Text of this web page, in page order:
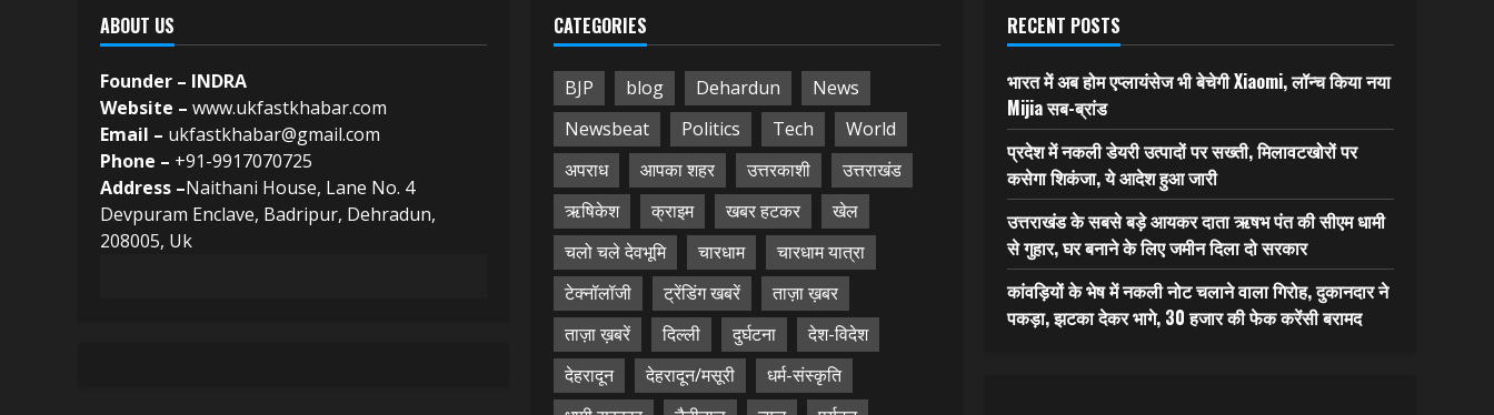
ABOUT US
Founder – INDRA
Website – www.ukfastkhabar.com
Email – ukfastkhabar@gmail.com
Phone – +91-9917070725
Address –Naithani House, Lane No. 4
Devpuram Enclave, Badripur, Dehradun,
208005, Uk
CATEGORIES
BJP blog Dehardun
News
Newsbeat
Politics Tech
World
अपराध
आपका शहर उत्तरकाशी
उत्तराखंड
ऋषिकेश
क्राइम खबर हटकर
खेल
चलो चले देवभूमि
चारधाम
चारधाम यात्रा
टेक्नॉलॉजी
ट्रेंडिंग खबरें
ताज़ा ख़बर
ताज़ा ख़बरें
दिल्ली दुर्घटना
देश-विदेश
देहरादून
देहरादून/मसूरी
धर्म-संस्कृति
RECENT POSTS
भारत में अब होम एप्लायंसेज भी बेचेगी Xiaomi, लॉन्च किया नया
Mijia सब-ब्रांड
प्रदेश में नकली डेयरी उत्पादों पर सख्ती, मिलावटखोरों पर
कसेगा शिकंजा, ये आदेश हुआ जारी
उत्तराखंड के सबसे बड़े आयकर दाता ऋषभ पंत की सीएम धामी
से गुहार, घर बनाने के लिए जमीन दिला दो सरकार
कांवड़ियों के भेष में नकली नोट चलाने वाला गिरोह, दुकानदार ने
पकड़ा, झटका देकर भागे, 30 हजार की फेक करेंसी बरामद